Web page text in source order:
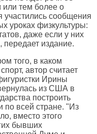
или тем более о
участились сообщения
уроках физкультуры:
даже если у них
издание.
того, в каком
автор считает
Ирины
из США в
построить
всей стране. "Из
вместо этого
бывших